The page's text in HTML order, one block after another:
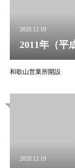
2020.12.19
2011年（平
和歌山営業所開設
2020.12.19